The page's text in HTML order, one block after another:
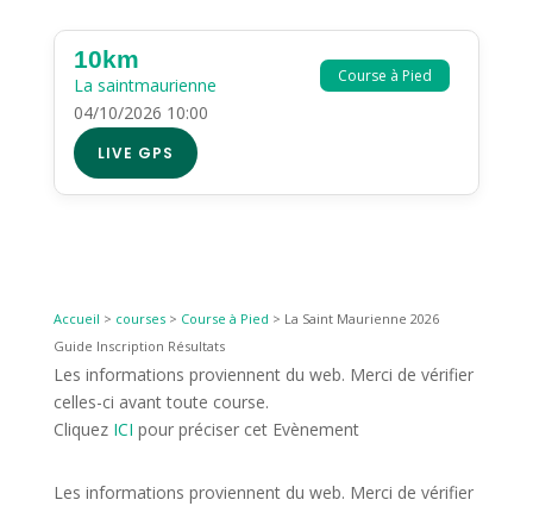
Course à Pied
10km
La saintmaurienne
04/10/2026 10:00
LIVE GPS
Accueil > courses> Course à Pied > La Saint Maurienne 2026
Guide Inscription Résultats
Les informations proviennent du web. Merci de vérifier
celles-ci avant toute course.
Cliquez ICI pour préciser cet Evènement
Les informations proviennent du web. Merci de vérifier